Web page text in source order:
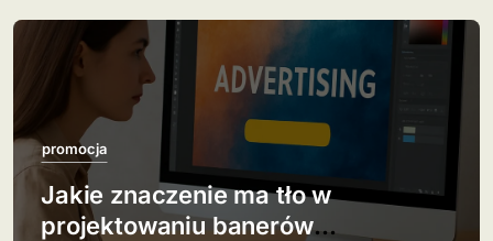
g
j
promocja
Jakie znaczenie ma tło w
projektowaniu banerów